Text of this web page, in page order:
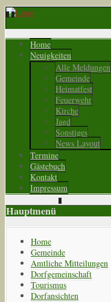
Home
Neuigkeiten
Alle Meldungen
Gemeinde
Heimatfest
Feuerwehr
Kirche
Jagd
Sonstiges
News Layout
Termine
Gästebuch
Kontakt
Impressum
Hauptmenü
Home
Gemeinde
Amtliche Mitteilungen
Dorfgemeinschaft
Tourismus
Dorfansichten